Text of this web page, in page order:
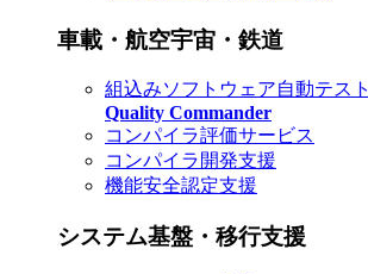
車載・航空宇宙・鉄道
組込みソフトウェア自動テスト
Quality Commander
コンパイラ評価サービス
コンパイラ開発支援
機能安全認定支援
システム基盤・移行支援